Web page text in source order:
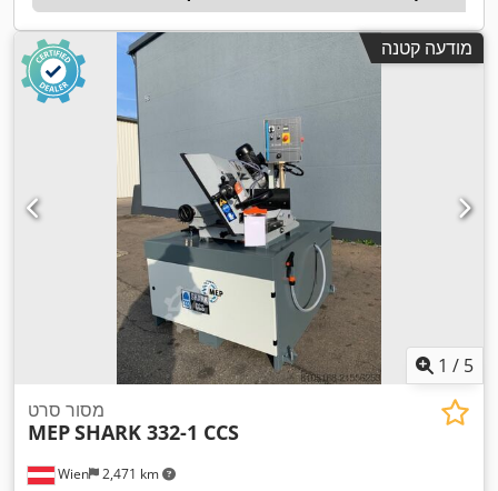
מודעה קטנה
1 / 5
Wien 2,471 km
מסור סרט
MEPSHARK 332-1 CCS